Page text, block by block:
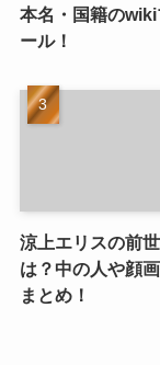
本名・国籍のwiki
ール！
涼上エリスの前
は？中の人や顔
まとめ！